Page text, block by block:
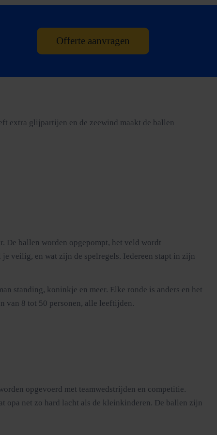
Offerte aanvragen
extra glijpartijen en de zeewind maakt de ballen
De ballen worden opgepompt, het veld wordt
veilig, en wat zijn de spelregels. Iedereen stapt in zijn
standing, koninkje en meer. Elke ronde is anders en het
van 8 tot 50 personen, alle leeftijden.
opgevoerd met teamwedstrijden en competitie.
net zo hard lacht als de kleinkinderen. De ballen zijn